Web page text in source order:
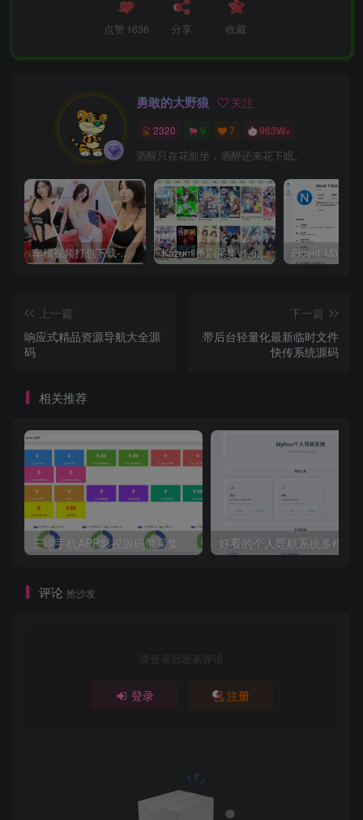
点赞 1636 分享 收藏
勇敢的大野狼 关注
2320 9 7 963W+
酒醒只在花前坐，酒醉还来花下眠。
车模视频打包下载-高清无水印版 Kazumi番剧采集v1.6.9：支持自定义规则+在线观看+弹幕，跨平台下载
上一篇
响应式精品资源导航大全源
码
下一篇
带后台轻量化最新临时文件
快传系统源码
相关推荐
三端手机APP影视源码带采集手机H5源码带VIP卡密功能
评论 抢沙发
请登录后发表评论
登录 注册